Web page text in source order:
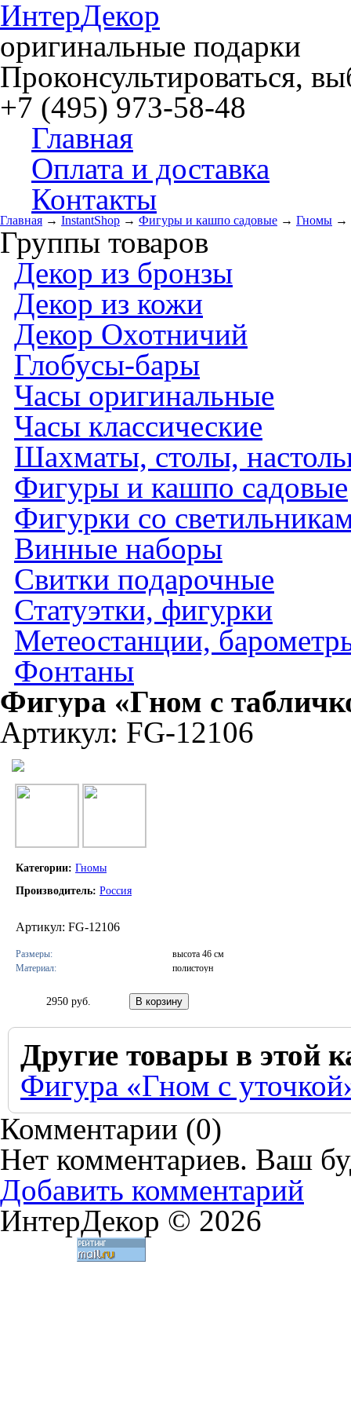
ИнтерДекор
оригинальные подарки
Проконсультироваться,
+7 (495) 973-58-48
Главная
Оплата и доставка
Контакты
Главная → InstantShop → Фигуры и кашпо садовые → Гномы →
Группы товаров
Декор из бронзы
Декор из кожи
Декор Охотничий
Глобусы-бары
Часы оригинальные
Часы классические
Шахматы, столы,
Фигуры и кашпо садовые
Фигурки со
Винные наборы
Свитки подарочные
Статуэтки, фигурки
Метеостанции,
Фонтаны
Фигура «Гном с
Артикул: FG-12106
Категории: Гномы
Производитель: Россия
Артикул: FG-12106
Размеры:
высота 46 см
Материал:
полистоун
2950 руб.
Другие товары в этой
Фигура «Гном с
Комментарии (0)
Нет комментариев. Ваш
Добавить комментарий
ИнтерДекор © 2026